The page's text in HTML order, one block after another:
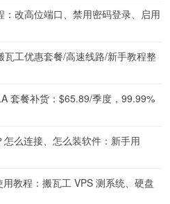
改高位端口、禁用密码登录、启用
工优惠套餐/高速线路/新手教程整
套餐补货：$65.89/季度，99.99%
么连接、怎么装软件：新手用
教程：搬瓦工 VPS 测系统、硬盘